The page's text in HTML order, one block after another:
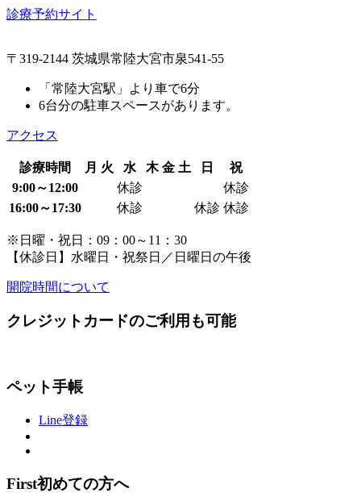
診療予約サイト
〒319-2144 茨城県常陸大宮市泉541-55
「常陸大宮駅」より車で6分
6台分の駐車スペースがあります。
アクセス
診療時間 月 火 水 木 金 土 日
祝
9:00～12:00
休診
休診
16:00～17:30
休診 休診 休診
※日曜・祝日：09：00～11：30
【休診日】水曜日・祝祭日／日曜日の午後
開院時間について
クレジットカードのご利用も可能
ペット手帳
Line登録
First初めての方へ